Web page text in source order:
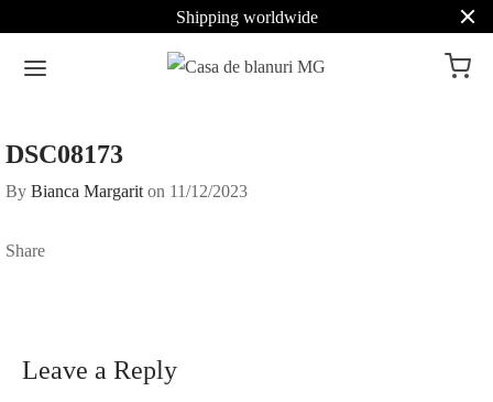
Shipping worldwide
DSC08173
By Bianca Margarit on 11/12/2023
Share
Leave a Reply